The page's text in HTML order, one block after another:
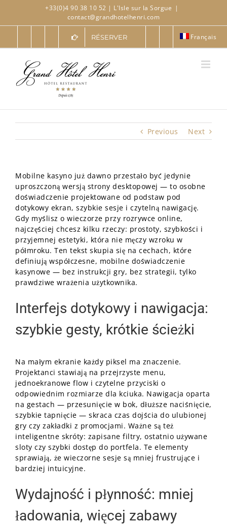
content
+33(0)4 90 38 10 52 | L'Isle sur la Sorgue |
contact@grandhotelhenri.com
RÉSERVER Français
Previous Next
Mobilne kasyno już dawno przestało być jedynie
uproszczoną wersją strony desktopowej — to osobne
doświadczenie projektowane od podstaw pod
dotykowy ekran, szybkie sesje i czytelną nawigację.
Gdy myślisz o wieczorze przy rozrywce online,
najczęściej chcesz kilku rzeczy: prostoty, szybkości i
przyjemnej estetyki, która nie męczy wzroku w
półmroku. Ten tekst skupia się na cechach, które
definiują współczesne, mobilne doświadczenie
kasynowe — bez instrukcji gry, bez strategii, tylko
prawdziwe wrażenia użytkownika.
Interfejs dotykowy i nawigacja:
szybkie gesty, krótkie ścieżki
Na małym ekranie każdy piksel ma znaczenie.
Projektanci stawiają na przejrzyste menu,
jednoekranowe flow i czytelne przyciski o
odpowiednim rozmiarze dla kciuka. Nawigacja oparta
na gestach — przesunięcie w bok, dłuższe naciśnięcie,
szybkie tapnięcie — skraca czas dojścia do ulubionej
gry czy zakładki z promocjami. Ważne są też
inteligentne skróty: zapisane filtry, ostatnio używane
sloty czy szybki dostęp do portfela. Te elementy
sprawiają, że wieczorne sesje są mniej frustrujące i
bardziej intuicyjne.
Wydajność i płynność: mniej
ładowania, więcej zabawy